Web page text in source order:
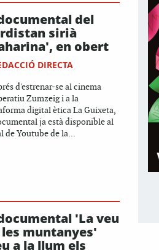
del
sirià
en obert
DIRECTA
d'estrenar-se al cinema
Zumzeig i a la
digital ètica La Guixeta,
ja està disponible al
de Youtube de la...
'La veu
muntanyes'
a la llum els